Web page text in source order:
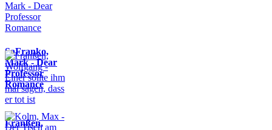
SaFranko,
Mark - Dear
Professor
Romance
Franßen,